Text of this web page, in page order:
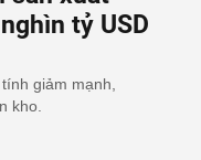
tỷ USD
giảm mạnh,
kho.